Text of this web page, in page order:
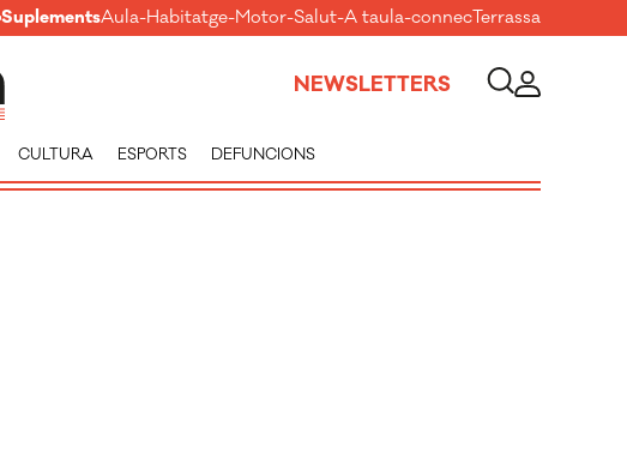
SuplementsAula-Habitatge-Motor-Salut-A taula-connecTerrassa
NEWSLETTERS
CULTURA ESPORTS DEFUNCIONS